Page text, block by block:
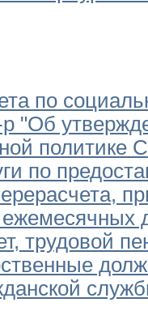
по
р "Об
политике
по
трудовой